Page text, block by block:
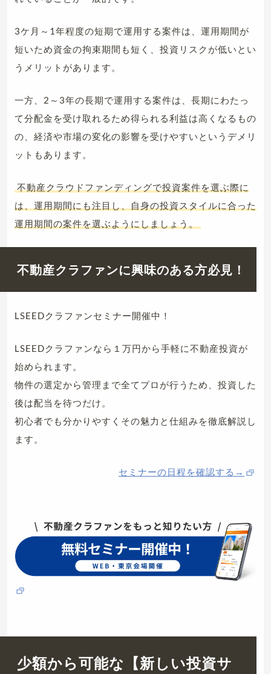
3ケ月～1年程度の短期で運用する案件は、運用期間が
短いため資金の拘束期間も短く、投資リスクが低いとい
うメリットがあります。
一方、2～3年の長期で運用する案件は、長期にわたっ
て分配金を受け取れるため得られる利益は高くなるもの
の、経済や市場の変化の影響を受けやすいというデメリ
ットもあります。
不動産クラウドファンディングで投資案件を選ぶ際に
は、運用期間にも注目し、自身の投資スタイルに合った
運用期間の案件を選ぶようにしましょう。
不動産クラファンに興味のある方必見！
LSEEDクラファンセミナー開催中！
LSEEDクラファンなら１万円から手軽に不動産投資が
始められます。
物件の選定から管理まで全てプロが行うため、投資した
後は配当を待つだけ。
初心者でも分かりやすくその魅力と仕組みを徹底解説し
ます。
セミナーの日程を確認する→
少額から可能な【新しい投資サ